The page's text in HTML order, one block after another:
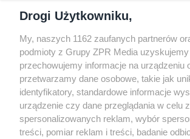
Odwiedź grupę na Facebooku
Gdybym budował drugi raz - mądry Polak
przed budową
Forum Muratora
Drogi Użytkowniku,
My, naszych 1162 zaufanych partnerów
podmioty z Grupy ZPR Media
przechowujemy informacje na urządzeniu
przetwarzamy dane osobowe, takie jak
identyfikatory, standardowe informacje
urządzenie czy dane przeglądania w celu
spersonalizowanych reklam, wybór
treści, pomiar reklam i treści, badanie